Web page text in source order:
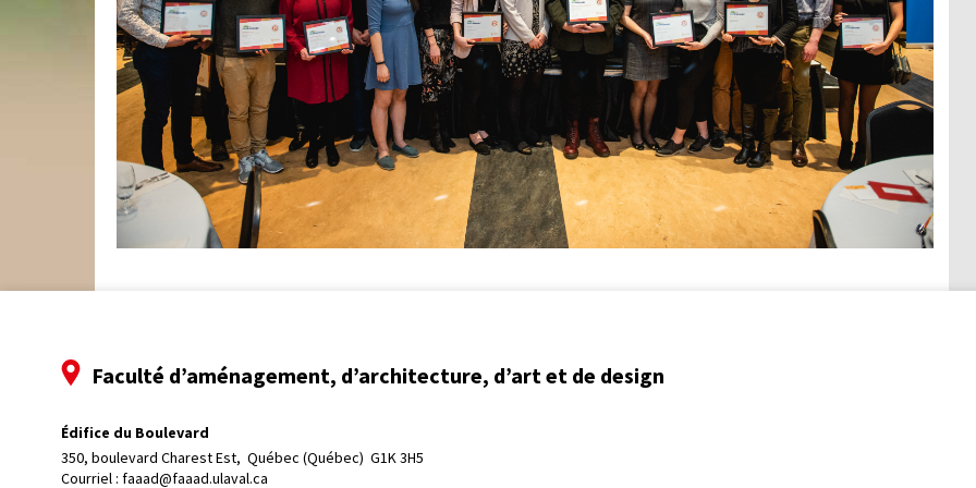
Faculté d’aménagement, d’architecture, d’art et de design
Édifice du Boulevard
350, boulevard Charest Est, Québec (Québec)  G1K 3H5
Courriel : faaad@faaad.ulaval.ca